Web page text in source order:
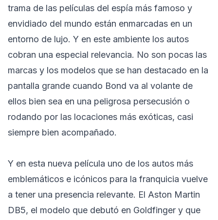
trama de las películas del espía más famoso y
envidiado del mundo están enmarcadas en un
entorno de lujo. Y en este ambiente los autos
cobran una especial relevancia. No son pocas las
marcas y los modelos que se han destacado en la
pantalla grande cuando Bond va al volante de
ellos bien sea en una peligrosa persecusión o
rodando por las locaciones más exóticas, casi
siempre bien acompañado.
Y en esta nueva película uno de los autos más
emblemáticos e icónicos para la franquicia vuelve
a tener una presencia relevante. El Aston Martin
DB5, el modelo que debutó en Goldfinger y que